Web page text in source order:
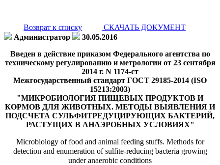
Возврат к списку
СКАЧАТЬ ДОКУМЕНТ
Администратор
30.05.2016
Введен в действие приказом Федерального агентства по
техническому регулированию и метрологии от 23 сентября
2014 г. N 1174-ст
Межгосударственный стандарт ГОСТ 29185-2014 (ISO
15213:2003)
"МИКРОБИОЛОГИЯ ПИЩЕВЫХ ПРОДУКТОВ И
КОРМОВ ДЛЯ ЖИВОТНЫХ. МЕТОДЫ ВЫЯВЛЕНИЯ И
ПОДСЧЕТА СУЛЬФИТРЕДУЦИРУЮЩИХ БАКТЕРИЙ,
РАСТУЩИХ В АНАЭРОБНЫХ УСЛОВИЯХ"
Microbiology of food and animal feeding stuffs. Methods for
detection and enumeration of sulfite-reducing bacteria growing
under anaerobic conditions